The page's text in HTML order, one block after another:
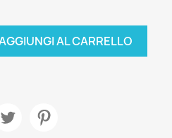
AL CARRELLO